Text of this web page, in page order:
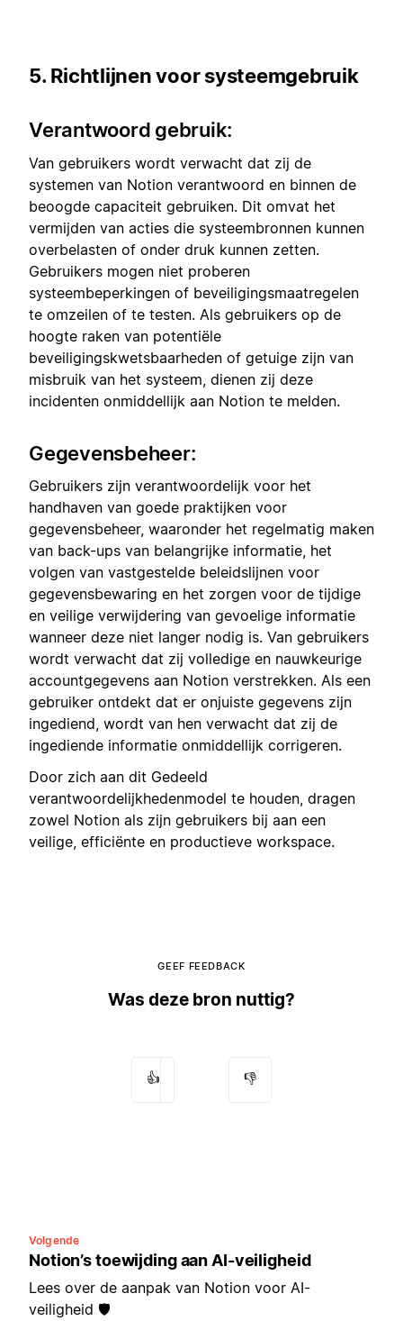
5. Richtlijnen voor systeemgebruik
Verantwoord gebruik:
Van gebruikers wordt verwacht dat zij de
systemen van Notion verantwoord en binnen de
beoogde capaciteit gebruiken. Dit omvat het
vermijden van acties die systeembronnen kunnen
overbelasten of onder druk kunnen zetten.
Gebruikers mogen niet proberen
systeembeperkingen of beveiligingsmaatregelen
te omzeilen of te testen. Als gebruikers op de
hoogte raken van potentiële
beveiligingskwetsbaarheden of getuige zijn van
misbruik van het systeem, dienen zij deze
incidenten onmiddellijk aan Notion te melden.
Gegevensbeheer:
Gebruikers zijn verantwoordelijk voor het
handhaven van goede praktijken voor
gegevensbeheer, waaronder het regelmatig maken
van back-ups van belangrijke informatie, het
volgen van vastgestelde beleidslijnen voor
gegevensbewaring en het zorgen voor de tijdige
en veilige verwijdering van gevoelige informatie
wanneer deze niet langer nodig is. Van gebruikers
wordt verwacht dat zij volledige en nauwkeurige
accountgegevens aan Notion verstrekken. Als een
gebruiker ontdekt dat er onjuiste gegevens zijn
ingediend, wordt van hen verwacht dat zij de
ingediende informatie onmiddellijk corrigeren.
Door zich aan dit Gedeeld
verantwoordelijkhedenmodel te houden, dragen
zowel Notion als zijn gebruikers bij aan een
veilige, efficiënte en productieve workspace.
GEEF FEEDBACK
Was deze bron nuttig?
👍 👎
Volgende
Notion’s toewijding aan AI-veiligheid
Lees over de aanpak van Notion voor AI-
veiligheid 🛡️